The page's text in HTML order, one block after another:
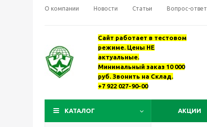
О компании Новости Статьи Вопрос-ответ
Сайт работает в тестовом
режиме. Цены НЕ
актуальные.
Минимальный заказ 10 000
руб. Звонить на Склад.
+7 922 027-90-00
КАТАЛОГ АКЦИИ